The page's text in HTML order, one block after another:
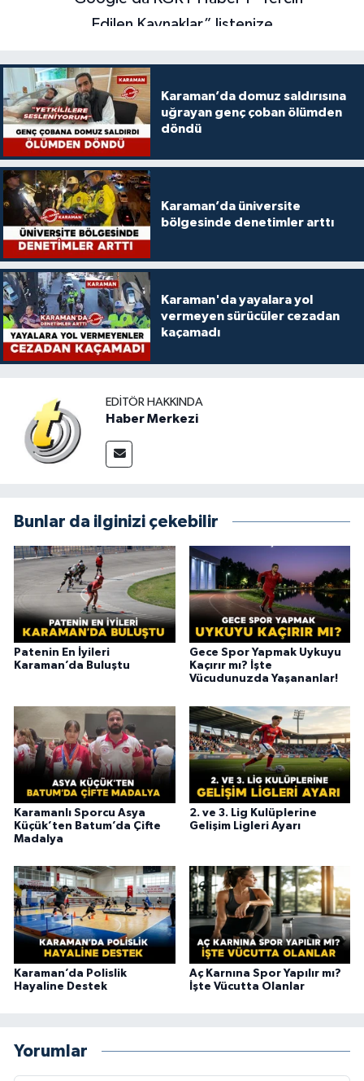
Karaman’da domuz saldırısına
uğrayan genç çoban ölümden
döndü
Karaman’da üniversite
bölgesinde denetimler arttı
Karaman'da yayalara yol
vermeyen sürücüler cezadan
kaçamadı
EDITÖR HAKKINDA
Haber Merkezi
Bunlar da ilginizi çekebilir
Patenin En İyileri
Karaman’da Buluştu
Gece Spor Yapmak Uykuyu
Kaçırır mı? İşte
Vücudunuzda Yaşananlar!
Karamanlı Sporcu Asya
Küçük’ten Batum’da Çifte
Madalya
2. ve 3. Lig Kulüplerine
Gelişim Ligleri Ayarı
Karaman’da Polislik
Hayaline Destek
Aç Karnına Spor Yapılır mı?
İşte Vücutta Olanlar
Yorumlar